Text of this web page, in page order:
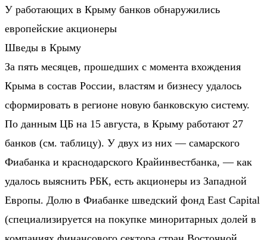
У работающих в Крыму банков обнаружились
европейские акционеры
Шведы в Крыму
За пять месяцев, прошедших с момента вхождения
Крыма в состав России, властям и бизнесу удалось
сформировать в регионе новую банковскую систему.
По данным ЦБ на 15 августа, в Крыму работают 27
банков (см. таблицу). У двух из них — самарского
Фиабанка и краснодарского Крайинвестбанка, — как
удалось выяснить РБК, есть акционеры из Западной
Европы. Долю в Фиабанке шведский фонд East Capital
(специализируется на покупке миноритарных долей в